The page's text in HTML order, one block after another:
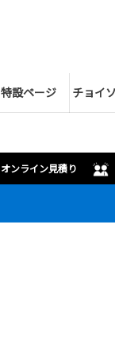
特設ページ チョイ
オンライン見積り